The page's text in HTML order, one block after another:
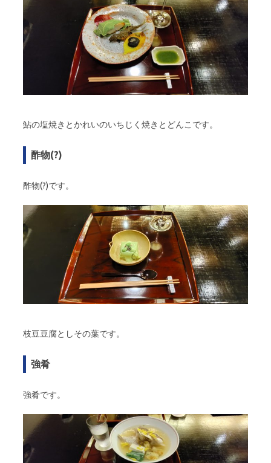
鮎の塩焼きとかれいのいちじく焼きとどんこです。
酢物(?)
酢物(?)です。
枝豆豆腐としその葉です。
強肴
強肴です。